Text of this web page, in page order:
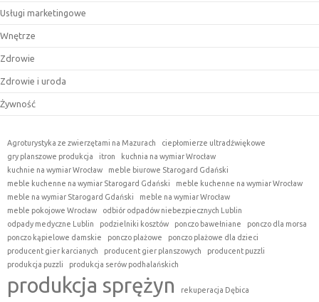
Usługi marketingowe
Wnętrze
Zdrowie
Zdrowie i uroda
Żywność
Agroturystyka ze zwierzętami na Mazurach
ciepłomierze ultradźwiękowe
gry planszowe produkcja
itron
kuchnia na wymiar Wrocław
kuchnie na wymiar Wrocław
meble biurowe Starogard Gdański
meble kuchenne na wymiar Starogard Gdański
meble kuchenne na wymiar Wrocław
meble na wymiar Starogard Gdański
meble na wymiar Wrocław
meble pokojowe Wrocław
odbiór odpadów niebezpiecznych Lublin
odpady medyczne Lublin
podzielniki kosztów ponczo bawełniane
ponczo dla morsa
ponczo kąpielowe damskie
ponczo plażowe
ponczo plażowe dla dzieci
producent gier karcianych
producent gier planszowych
producent puzzli
produkcja puzzli
produkcja serów podhalańskich
produkcja sprężyn rekuperacja Dębica